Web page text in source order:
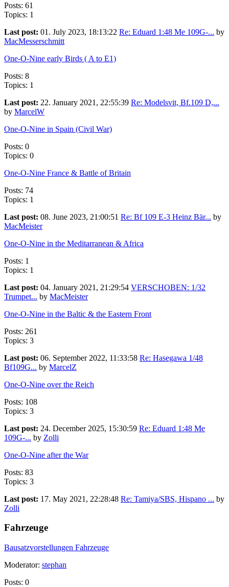
Posts: 61
Topics: 1
Last post: 01. July 2023, 18:13:22 Re: Eduard 1:48 Me 109G-... by
MacMesserschmitt
One-O-Nine early Birds ( A to E1)
Posts: 8
Topics: 1
Last post: 22. January 2021, 22:55:39 Re: Modelsvit, Bf.109 D,...
by MarcelW
One-O-Nine in Spain (Civil War)
Posts: 0
Topics: 0
One-O-Nine France & Battle of Britain
Posts: 74
Topics: 1
Last post: 08. June 2023, 21:00:51 Re: Bf 109 E-3 Heinz Bär... by
MacMeister
One-O-Nine in the Meditarranean & Africa
Posts: 1
Topics: 1
Last post: 04. January 2021, 21:29:54 VERSCHOBEN: 1/32
Trumpet... by MacMeister
One-O-Nine in the Baltic & the Eastern Front
Posts: 261
Topics: 3
Last post: 06. September 2022, 11:33:58 Re: Hasegawa 1/48
Bf109G... by MarcelZ
One-O-Nine over the Reich
Posts: 108
Topics: 3
Last post: 24. December 2025, 15:30:59 Re: Eduard 1:48 Me
109G-... by Zolli
One-O-Nine after the War
Posts: 83
Topics: 3
Last post: 17. May 2021, 22:28:48 Re: Tamiya/SBS, Hispano ... by
Zolli
Fahrzeuge
Bausatzvorstellungen Fahrzeuge
Moderator: stephan
Posts: 0